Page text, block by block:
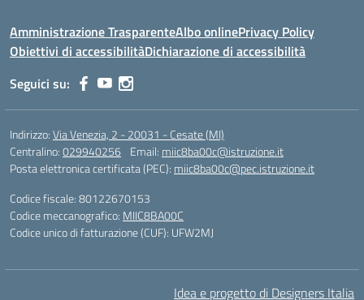
Amministrazione TrasparenteAlbo onlinePrivacy Policy
Obiettivi di accessibilitàDichiarazione di accessibilità
Seguici su:
Indirizzo:Via Venezia, 2 - 20031 - Cesate (MI)
Centralino:029940256 Email: miic8ba00c@istruzione.it
Posta elettronica certificata (PEC): miic8ba00c@pec.istruzione.it
Codice fiscale: 80122670153
Codice meccanografico: MIIC8BA00C
Codice unico di fatturazione (CUF): UFW2MJ
Idea e progetto di Designers Italia